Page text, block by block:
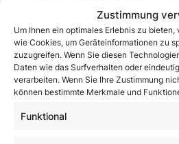
Zustimmung
Um Ihnen ein optimales Erlebnis zu
wie Cookies, um Geräteinformationen zu
zuzugreifen. Wenn Sie diesen
Daten wie das Surfverhalten oder
verarbeiten. Wenn Sie Ihre Zustimmung
können bestimmte Merkmale und
Funktional
Ablass-Gebetsbildchen
(Motiv C: Dießen)
5,00€